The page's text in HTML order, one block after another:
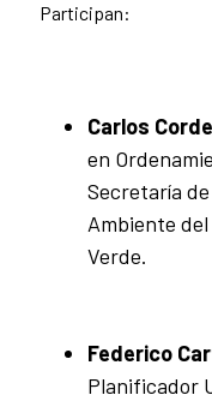
Participan:
Carlos
en
Secretaría
Ambiente
Verde.
Federico
Planificador